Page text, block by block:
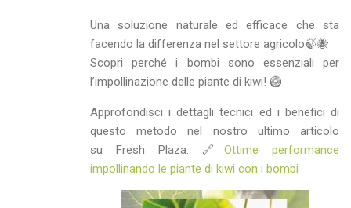
Una soluzione naturale ed efficace che sta
facendo la differenza nel settore agricolo🍃🐝
Scopri perché i bombi sono essenziali per
l’impollinazione delle piante di kiwi! 🥝
Approfondisci i dettagli tecnici ed i benefici di
questo metodo nel nostro ultimo articolo
su Fresh Plaza: 🔗 Ottime performance
impollinando le piante di kiwi con i bombi